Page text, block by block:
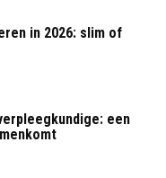
in 2026: slim of
een